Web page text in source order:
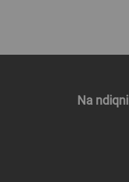
Na ndiqni